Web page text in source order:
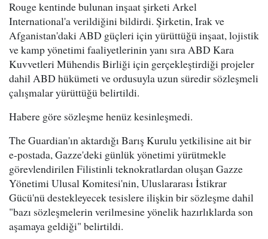
Rouge kentinde bulunan inşaat şirketi Arkel
International'a verildiğini bildirdi. Şirketin, Irak ve
Afganistan'daki ABD güçleri için yürüttüğü inşaat, lojistik
ve kamp yönetimi faaliyetlerinin yanı sıra ABD Kara
Kuvvetleri Mühendis Birliği için gerçekleştirdiği projeler
dahil ABD hükümeti ve ordusuyla uzun süredir sözleşmeli
çalışmalar yürüttüğü belirtildi.
Habere göre sözleşme henüz kesinleşmedi.
The Guardian'ın aktardığı Barış Kurulu yetkilisine ait bir
e-postada, Gazze'deki günlük yönetimi yürütmekle
görevlendirilen Filistinli teknokratlardan oluşan Gazze
Yönetimi Ulusal Komitesi'nin, Uluslararası İstikrar
Gücü'nü destekleyecek tesislere ilişkin bir sözleşme dahil
"bazı sözleşmelerin verilmesine yönelik hazırlıklarda son
aşamaya geldiği" belirtildi.